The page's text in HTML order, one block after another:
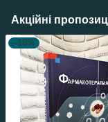
Акційні
–18%